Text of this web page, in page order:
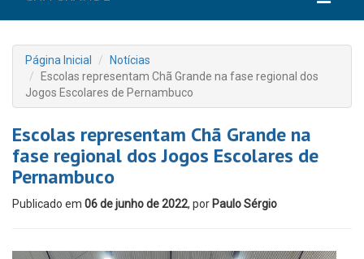
Página Inicial
Notícias
Escolas representam Chã Grande na fase regional dos
Jogos Escolares de Pernambuco
Escolas representam Chã Grande na
fase regional dos Jogos Escolares de
Pernambuco
Publicado em 06 de junho de 2022, por Paulo Sérgio